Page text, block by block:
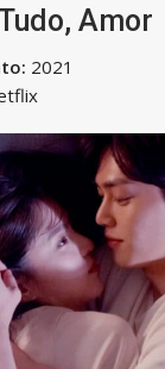
Amor
2021